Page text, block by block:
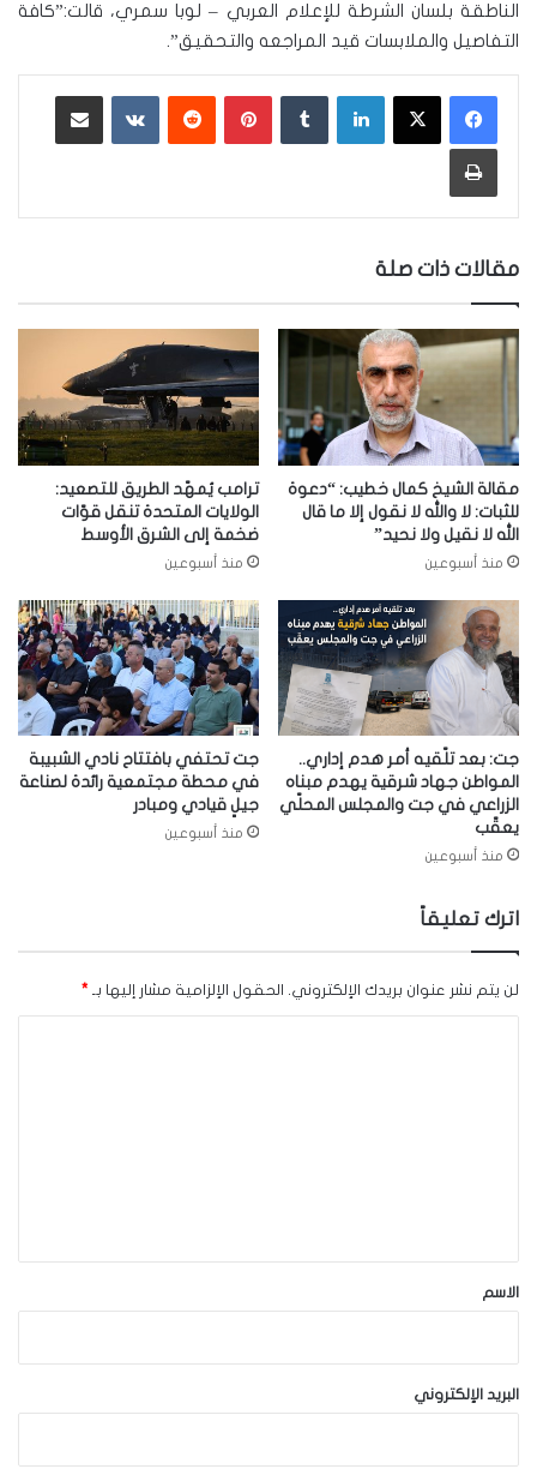
الناطقة بلسان الشرطة للإعلام العربي – لوبا سمري، قالت:”كافة
التفاصيل والملابسات قيد المراجعه والتحقيق”.
لينكدإن بينتيريست ‏VKontakte
طباعة
مقالات ذات صلة
مقالة الشيخ كمال خطيب: “دعوة
للثبات: لا والله لا نقول إلا ما قال
الله لا نقيل ولا نحيد”
منذ أسبوعين
ترامب يُمهّد الطريق للتصعيد:
الولايات المتحدة تنقل قوّات
ضخمة إلى الشرق الأوسط
منذ أسبوعين
جت: بعد تلّقيه أمر هدم إداري..
المواطن جهاد شرقية يهدم مبناه
الزراعي في جت والمجلس المحلّي
يعقّب
منذ أسبوعين
جت تحتفي بافتتاح نادي الشبيبة
في محطة مجتمعية رائدة لصناعة
جيلٍ قيادي ومبادر
منذ أسبوعين
اترك تعليقاً
لن يتم نشر عنوان بريدك الإلكتروني. الحقول الإلزامية مشار إليها بـ *
*الاسم
البريد الإلكتروني